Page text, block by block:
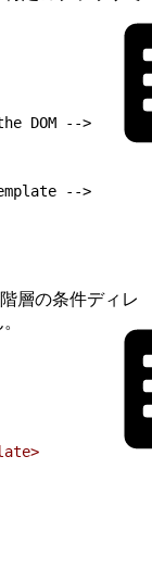
DOM -->
-->
層の条件ディレ